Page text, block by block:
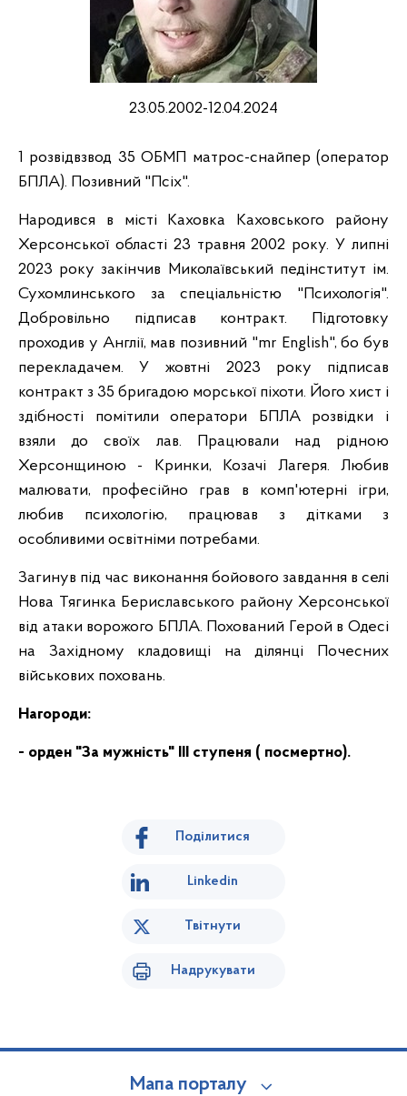
23.05.2002-12.04.2024
1 розвідвзвод 35 ОБМП матрос-снайпер (оператор
БПЛА). Позивний "Псіх".
Народився в місті Каховка Каховського району
Херсонської області 23 травня 2002 року. У липні
2023 року закінчив Миколаївський педінститут ім.
Сухомлинського за спеціальністю "Психологія".
Добровільно підписав контракт. Підготовку
проходив у Англії, мав позивний "mr English", бо був
перекладачем. У жовтні 2023 року підписав
контракт з 35 бригадою морської піхоти. Його хист і
здібності помітили оператори БПЛА розвідки і
взяли до своїх лав. Працювали над рідною
Херсонщиною - Кринки, Козачі Лагеря. Любив
малювати, професійно грав в комп'ютерні ігри,
любив психологію, працював з дітками з
особливими освітніми потребами.
Загинув під час виконання бойового завдання в селі
Нова Тягинка Бериславського району Херсонської
від атаки ворожого БПЛА. Похований Герой в Одесі
на Західному кладовищі на ділянці Почесних
військових поховань.
Нагороди:
- орден "За мужність" III ступеня ( посмертно).
Поділитися
Linkedin
Твітнути
Надрукувати
Мапа порталу